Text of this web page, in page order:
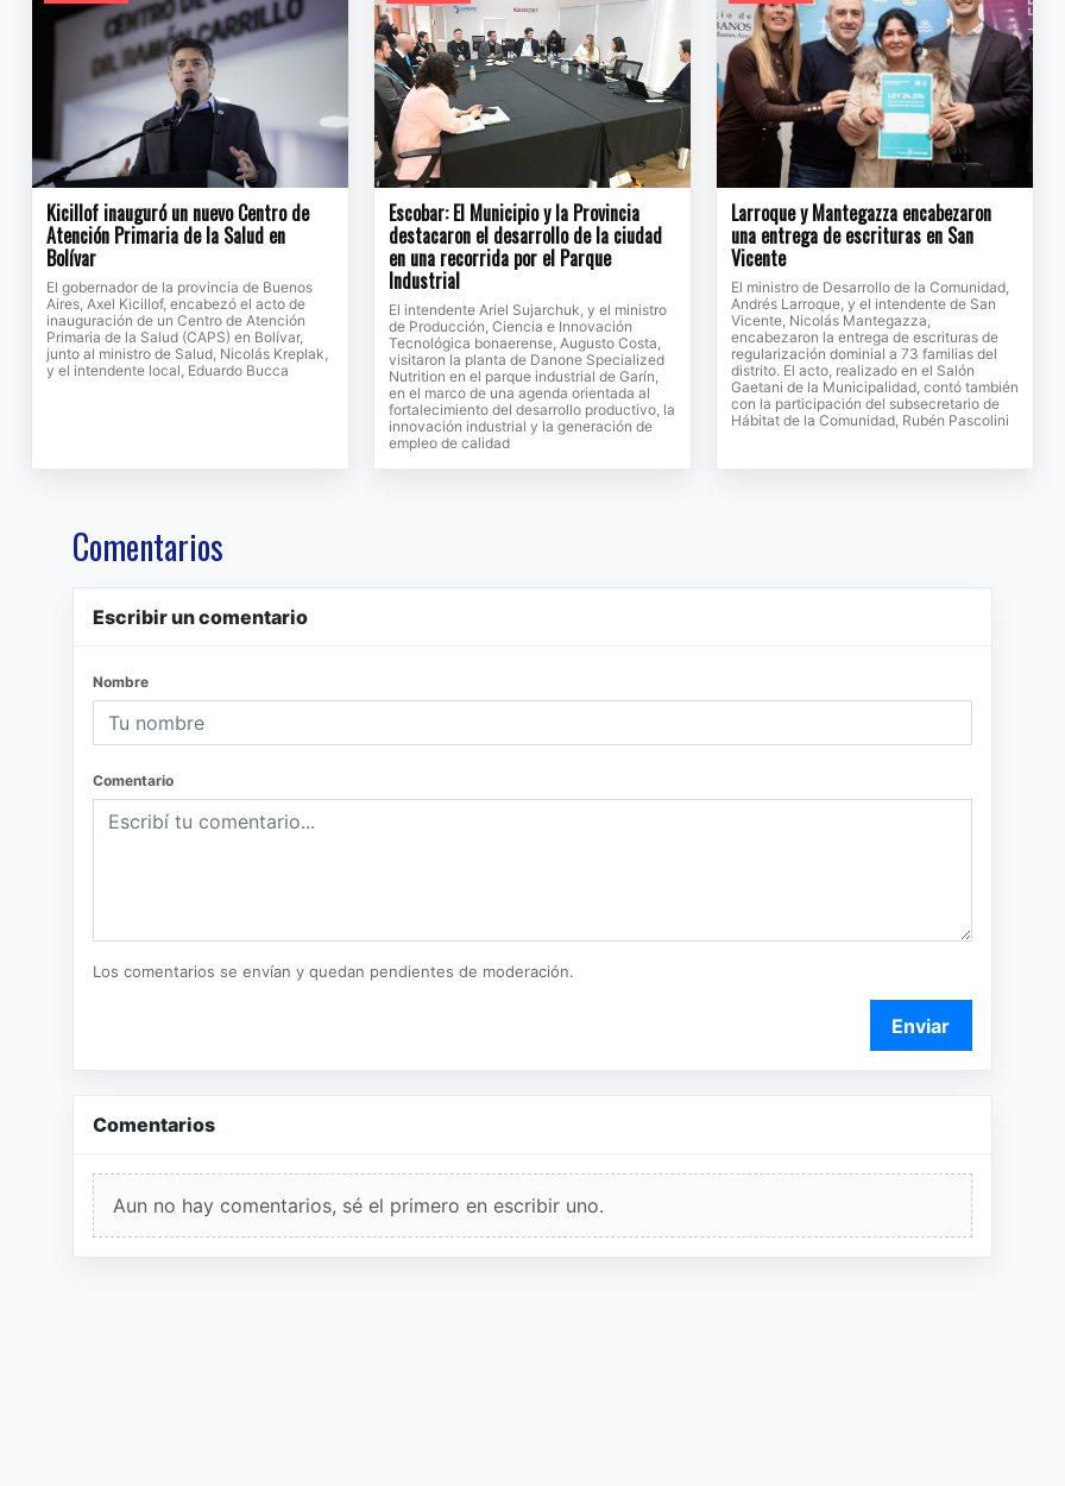
Kicillof inauguró un nuevo Centro de
Atención Primaria de la Salud en
Bolívar
El gobernador de la provincia de Buenos
Aires, Axel Kicillof, encabezó el acto de
inauguración de un Centro de Atención
Primaria de la Salud (CAPS) en Bolívar,
junto al ministro de Salud, Nicolás Kreplak,
y el intendente local, Eduardo Bucca
Escobar: El Municipio y la Provincia
destacaron el desarrollo de la ciudad
en una recorrida por el Parque
Industrial
El intendente Ariel Sujarchuk, y el ministro
de Producción, Ciencia e Innovación
Tecnológica bonaerense, Augusto Costa,
visitaron la planta de Danone Specialized
Nutrition en el parque industrial de Garín,
en el marco de una agenda orientada al
fortalecimiento del desarrollo productivo, la
innovación industrial y la generación de
empleo de calidad
Larroque y Mantegazza encabezaron
una entrega de escrituras en San
Vicente
El ministro de Desarrollo de la Comunidad,
Andrés Larroque, y el intendente de San
Vicente, Nicolás Mantegazza,
encabezaron la entrega de escrituras de
regularización dominial a 73 familias del
distrito. El acto, realizado en el Salón
Gaetani de la Municipalidad, contó también
con la participación del subsecretario de
Hábitat de la Comunidad, Rubén Pascolini
Comentarios
Escribir un comentario
Nombre
Comentario
Los comentarios se envían y quedan pendientes de moderación.
Enviar
Comentarios
Aun no hay comentarios, sé el primero en escribir uno.